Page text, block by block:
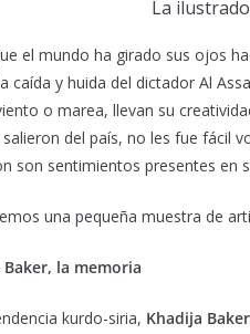
La
el mundo ha girado sus ojos
caída y huida del dictador Al
o marea, llevan su
del país, no les fue fácil
son sentimientos presentes en
una pequeña muestra de
Baker, la memoria
kurdo-siria, Khadija Baker